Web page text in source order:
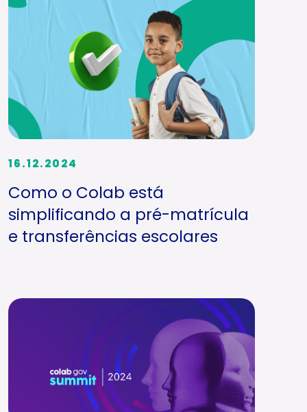
16.12.2024
Como o Colab está
simplificando a pré-matrícula
e transferências escolares